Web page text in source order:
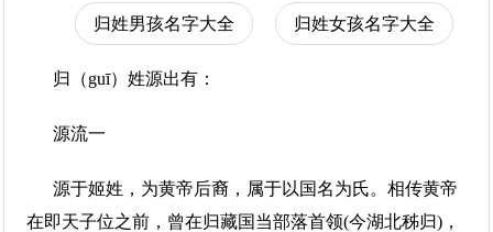
归姓男孩名字大全 归姓女孩名字大全
归（guī）姓源出有：
源流一
源于姬姓，为黄帝后裔，属于以国名为氏。相传黄帝
在即天子位之前，曾在归藏国当部落首领(今湖北秭归)，